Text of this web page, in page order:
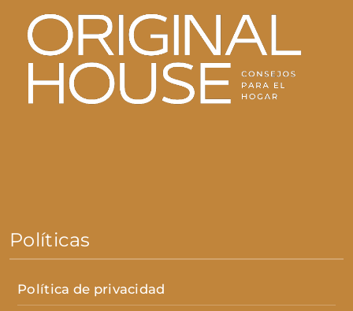
Políticas
Política de privacidad